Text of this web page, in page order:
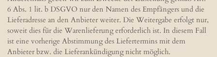
6 Abs. 1 lit. b DSGVO nur den Namen des Empfängers und die
Lieferadresse an den Anbieter weiter. Die Weitergabe erfolgt nur,
soweit dies für die Warenlieferung erforderlich ist. In diesem Fall
ist eine vorherige Abstimmung des Liefertermins mit dem
Anbieter bzw. die Lieferankündigung nicht möglich.